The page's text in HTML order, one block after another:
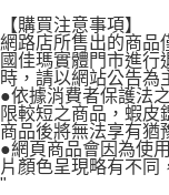
【購買注意事項】
網路店所售出的商品
國佳瑪實體門市進行
時，請以網站公告為
●依據消費者保護法
限較短之商品，蝦皮
商品後將無法享有猶
●網頁商品會因為使
片顏色呈現略有不同
"